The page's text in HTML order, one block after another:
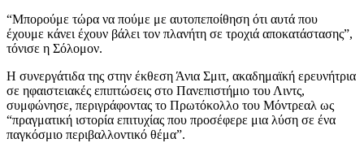
“Μπορούμε τώρα να πούμε με αυτοπεποίθηση ότι αυτά που
έχουμε κάνει έχουν βάλει τον πλανήτη σε τροχιά αποκατάστασης”,
τόνισε η Σόλομον.
Η συνεργάτιδα της στην έκθεση Άνια Σμιτ, ακαδημαϊκή ερευνήτρια
σε ηφαιστειακές επιπτώσεις στο Πανεπιστήμιο του Λιντς,
συμφώνησε, περιγράφοντας το Πρωτόκολλο του Μόντρεαλ ως
“πραγματική ιστορία επιτυχίας που προσέφερε μια λύση σε ένα
παγκόσμιο περιβαλλοντικό θέμα”.